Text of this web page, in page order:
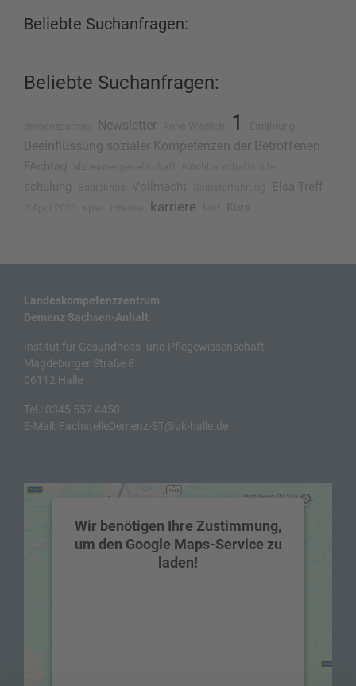
Beliebte Suchanfragen:
Beliebte Suchanfragen:
Newsletter 1
Beeinflussung sozialer Kompetenzen der Betroffenen
Elsa Treff
karriere
Landeskompetenzzentrum
Demenz Sachsen-Anhalt
Institut für Gesundheits- und Pflegewissenschaft
Magdeburger Straße 8
06112 Halle
Tel.: 0345 557 4450
E-Mail: FachstelleDemenz-ST@uk-halle.de
Wir benötigen Ihre Zustimmung,
um den Google Maps-Service zu
laden!